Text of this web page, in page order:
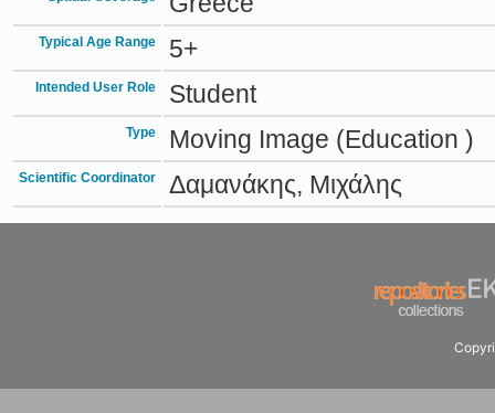
Typical Age Range 5+
Intended User Role Student
Type Moving Image (Education )
Scientific Coordinator Δαμανάκης, Μιχάλης